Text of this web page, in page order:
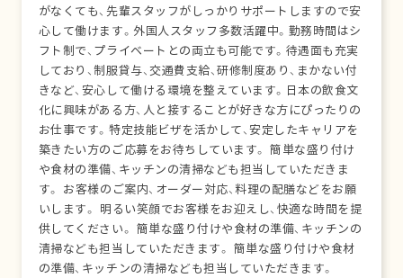
がなくても、先輩スタッフがしっかりサポートしますので安
心して働けます。外国人スタッフ多数活躍中。勤務時間はシ
フト制で、プライベートとの両立も可能です。待遇面も充実
しており、制服貸与、交通費支給、研修制度あり、まかない付
きなど、安心して働ける環境を整えています。日本の飲食文
化に興味がある方、人と接することが好きな方にぴったりの
お仕事です。特定技能ビザを活かして、安定したキャリアを
築きたい方のご応募をお待ちしています。 簡単な盛り付け
や食材の準備、キッチンの清掃なども担当していただきま
す。 お客様のご案内、オーダー対応、料理の配膳などをお願
いします。 明るい笑顔でお客様をお迎えし、快適な時間を提
供してください。 簡単な盛り付けや食材の準備、キッチンの
清掃なども担当していただきます。 簡単な盛り付けや食材
の準備、キッチンの清掃なども担当していただきます。